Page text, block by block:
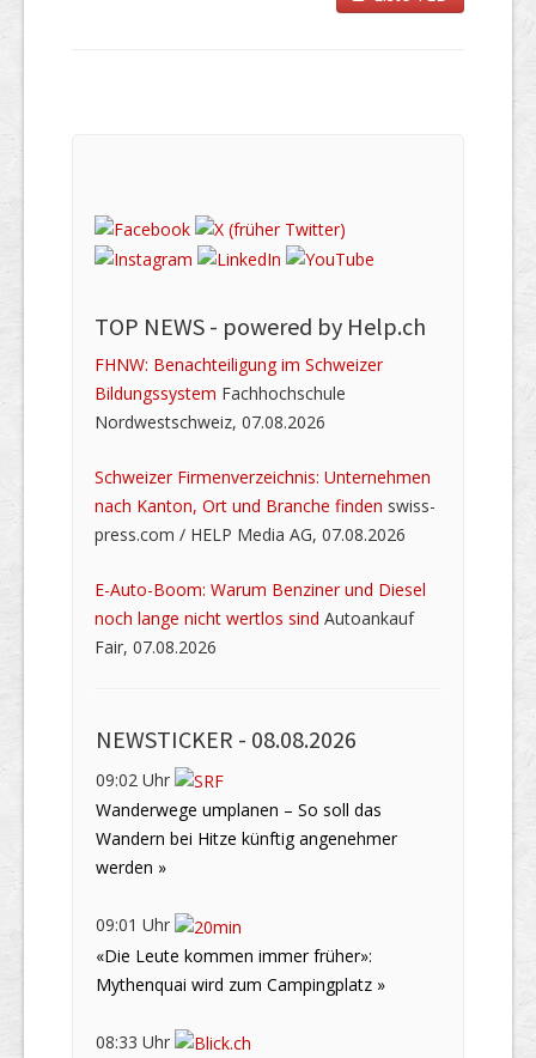
TOP NEWS - powered by Help.ch
FHNW: Benachteiligung im Schweizer
Bildungssystem Fachhochschule
Nordwestschweiz, 07.08.2026
Schweizer Firmenverzeichnis: Unternehmen
nach Kanton, Ort und Branche finden swiss-
press.com / HELP Media AG, 07.08.2026
E-Auto-Boom: Warum Benziner und Diesel
noch lange nicht wertlos sind Autoankauf
Fair, 07.08.2026
NEWSTICKER - 08.08.2026
09:02 Uhr
Wanderwege umplanen – So soll das
Wandern bei Hitze künftig angenehmer
werden »
09:01 Uhr
«Die Leute kommen immer früher»:
Mythenquai wird zum Campingplatz »
08:33 Uhr